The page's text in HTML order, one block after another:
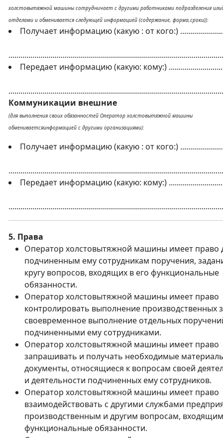
холстовытяжной машины сотрудничает с другими работниками подразделения
отделами и обменивается следующей информацией (содержание, форма,сроки)):
Получает информацию (какую : от кого:)
Передает информацию (какую: кому:)
Коммуникации внешние
(для выполнения своих обязанностей Оператор холстовытяжной машины
обмениваетсяинформацией с другими организациями):
Получает информацию (какую : от кого:)
Передает информацию (какую: кому:)
5. Права
Оператор холстовытяжной машины имеет право
подчиненным ему сотрудникам поручения,
кругу вопросов, входящих в его функциональные
обязанности.
Оператор холстовытяжной машины имеет право
контролировать выполнение производственных
своевременное выполнение отдельных
подчиненными ему сотрудниками.
Оператор холстовытяжной машины имеет право
запрашивать и получать необходимые
документы, относящиеся к вопросам своей
и деятельности подчиненных ему сотрудников.
Оператор холстовытяжной машины имеет право
взаимодействовать с другими службами
производственным и другим вопросам,
функциональные обязанности.